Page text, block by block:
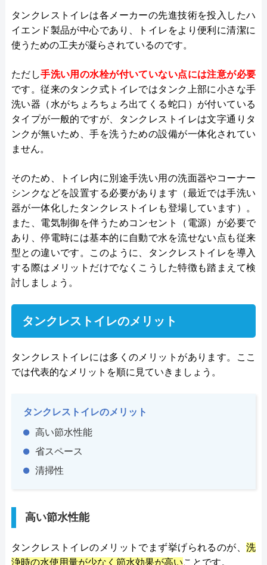
タンクレストイレは各メーカーの先進技術を投入したハ
イエンド製品が中心であり、トイレをより便利に清潔に
使うための工夫が凝らされているのです。
ただし手洗い用の水栓が付いていない点には注意が必要
です。従来のタンク式トイレではタンク上部に小さな手
洗い器（水がちょろちょろ出てくる蛇口）が付いている
タイプが一般的ですが、タンクレストイレは文字通りタ
ンクが無いため、手を洗うための設備が一体化されてい
ません。
そのため、トイレ内に別途手洗い用の洗面器やコーナー
シンクなどを設置する必要があります（最近では手洗い
器が一体化したタンクレストイレも登場しています）。
また、電気制御を伴うためコンセント（電源）が必要で
あり、停電時には基本的に自動で水を流せない点も従来
型との違いです。このように、タンクレストイレを導入
する際はメリットだけでなくこうした特徴も踏まえて検
討しましょう。
タンクレストイレのメリット
タンクレストイレには多くのメリットがあります。ここ
では代表的なメリットを順に見ていきましょう。
タンクレストイレのメリット
高い節水性能
省スペース
清掃性
高い節水性能
タンクレストイレのメリットでまず挙げられるのが、洗
浄時の水使用量が少なく節水効果が高いことです。